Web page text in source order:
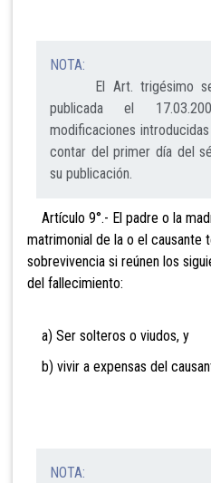
NOTA:
El Art. trigésimo
publicada el
modificaciones
contar del primer día del
su publicación.
Artículo 9°.- El padre o la
matrimonial de la o el causante
sobrevivencia si reúnen los
del fallecimiento:
a) Ser solteros o viudos, y
b) vivir a expensas del
NOTA: